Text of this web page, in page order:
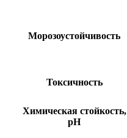
Морозоустойчивость
Токсичность
Химическая стойкость,
pH